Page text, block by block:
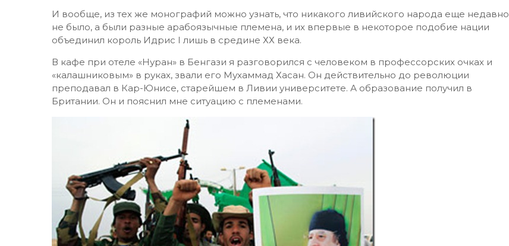
И вообще, из тех же монографий можно узнать, что никакого ливийского народа еще недавно
не было, а были разные арабоязычные племена, и их впервые в некоторое подобие нации
объединил король Идрис I лишь в средине ХХ века.
В кафе при отеле «Нуран» в Бенгази я разговорился с человеком в профессорских очках и
«калашниковым» в руках, звали его Мухаммад Хасан. Он действительно до революции
преподавал в Кар-Юнисе, старейшем в Ливии университете. А образование получил в
Британии. Он и пояснил мне ситуацию с племенами.